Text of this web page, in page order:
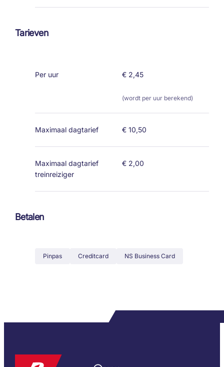
Tarieven
Per uur € 2,45
(wordt per uur berekend)
Maximaal dagtarief € 10,50
Maximaal dagtarief
treinreiziger
€ 2,00
Betalen
Pinpas Creditcard NS Business Card